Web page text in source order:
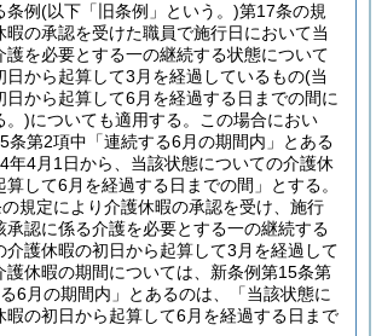
条例(以下「旧条例」という。)第17条の規
暇の承認を受けた職員で施行日において当
護を必要とする一の継続する状態について
日から起算して3月を経過しているもの(当
日から起算して6月を経過する日までの間に
。)についても適用する。
この場合におい
条第2項中「連続する6月の期間内」とある
年4月1日から、当該状態についての介護休
して6月を経過する日までの間」とする。
の規定により介護休暇の承認を受け、施行
承認に係る介護を必要とする一の継続する
介護休暇の初日から起算して3月を経過して
護休暇の期間については、新条例第15条第
6月の期間内」とあるのは、「当該状態に
暇の初日から起算して6月を経過する日まで